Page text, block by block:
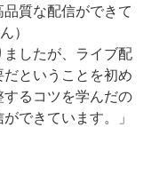
質な配信ができて
）
ましたが、ライブ配
ということを初め
るコツを学んだの
できています。」